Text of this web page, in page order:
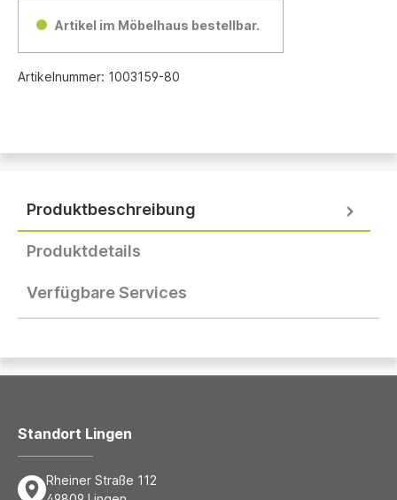
Artikel im Möbelhaus bestellbar.
Artikelnummer: 1003159-80
Produktbeschreibung
Produktdetails
Verfügbare Services
Standort Lingen
Rheiner Straße 112